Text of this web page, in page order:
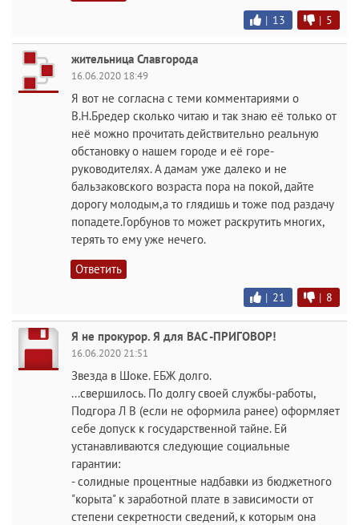
| 13 | 5
жительница Славгорода
16.06.2020 18:49
Я вот не согласна с теми комментариями о
В.Н.Бредер сколько читаю и так знаю её только от
неё можно прочитать действительно реальную
обстановку о нашем городе и её горе-
руководителях. А дамам уже далеко и не
бальзаковского возраста пора на покой, дайте
дорогу молодым,а то глядишь и тоже под раздачу
попадете.Горбунов то может раскрутить многих,
терять то ему уже нечего.
Ответить
| 21 | 8
Я не прокурор. Я для ВАС -ПРИГОВОР!
16.06.2020 21:51
Звезда в Шоке. ЕБЖ долго.
...свершилось. По долгу своей службы-работы,
Подгора Л В (если не оформила ранее) оформляет
себе допуск к государственной тайне. Ей
устанавливаются следующие социальные
гарантии:
- солидные процентные надбавки из бюджетного
"корыта" к заработной плате в зависимости от
степени секретности сведений, к которым она